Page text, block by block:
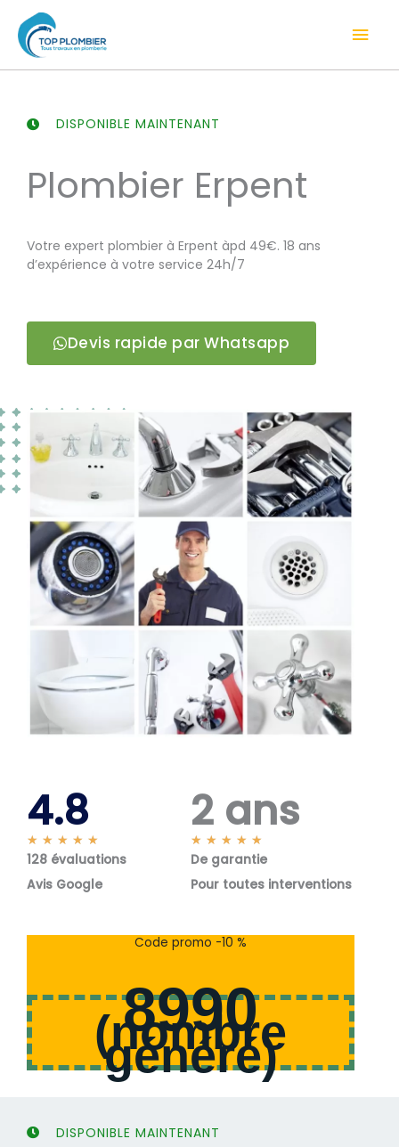
contenu
DISPONIBLE MAINTENANT
Plombier Erpent
Votre expert plombier à Erpent àpd 49€. 18 ans
d’expérience à votre service 24h/7
Devis rapide par Whatsapp
4.8
★ ★ ★ ★ ★
o
s
128 évaluations
Avis Google
2 ans
★ ★ ★ ★ ★
o
s
De garantie
Pour toutes interventions
Code promo -10 %
8990
(nombre
généré)
DISPONIBLE MAINTENANT